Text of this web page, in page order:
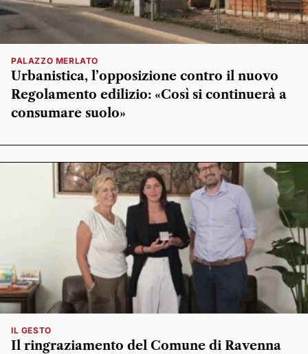
PALAZZO MERLATO
Urbanistica, l’opposizione contro il nuovo
Regolamento edilizio: «Così si continuerà a
consumare suolo»
IL GESTO
Il ringraziamento del Comune di Ravenna